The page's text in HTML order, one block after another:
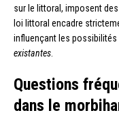
sur le littoral, imposent
loi littoral encadre
influençant les possibilités
existantes
Questions
dans le